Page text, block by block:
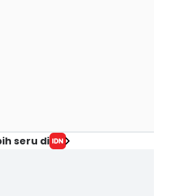
seru di